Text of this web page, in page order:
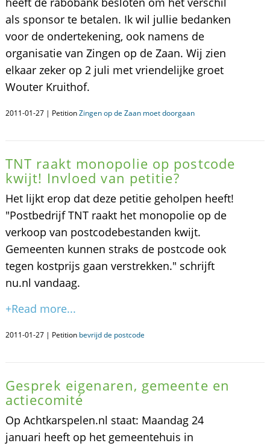
als sponsor te betalen. Ik wil jullie bedanken
voor de ondertekening, ook namens de
organisatie van Zingen op de Zaan. Wij zien
elkaar zeker op 2 juli met vriendelijke groet
Wouter Kruithof.
2011-01-27 | PetitionZingen op de Zaan moet doorgaan
TNT raakt monopolie op postcode
kwijt! Invloed van petitie?
Het lijkt erop dat deze petitie geholpen heeft!
"Postbedrijf TNT raakt het monopolie op de
verkoop van postcodebestanden kwijt.
Gemeenten kunnen straks de postcode ook
tegen kostprijs gaan verstrekken." schrijft
nu.nl vandaag.
+Read more...
2011-01-27 | Petition bevrijd de postcode
Gesprek eigenaren, gemeente en
actiecomité
Op Achtkarspelen.nl staat: Maandag 24
januari heeft op het gemeentehuis in